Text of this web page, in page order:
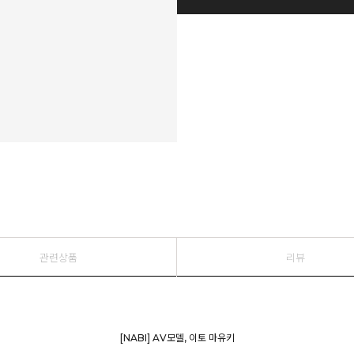
관련상품 리뷰
[NABI] AV모델, 이토 마유키